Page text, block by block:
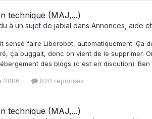
technique (MAJ,...)
à un sujet de jabial dans Annonces, aide
sensé faire Liberobot, automatiquement. Ça
ça buggait, donc on vient de le supprimer.
des blogs (c'est en discution).
2006 820 réponses
technique (MAJ,...)